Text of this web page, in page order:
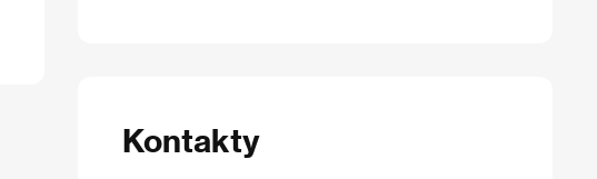
Kontakty